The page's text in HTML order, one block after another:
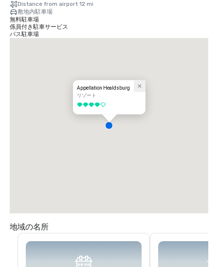
Distance from airport 12 mi
敷地内駐車場
無料駐車場
係員付き駐車サービス
バス駐車場
Appellation Healdsburg
リゾート
5 中の 4
地域の名所